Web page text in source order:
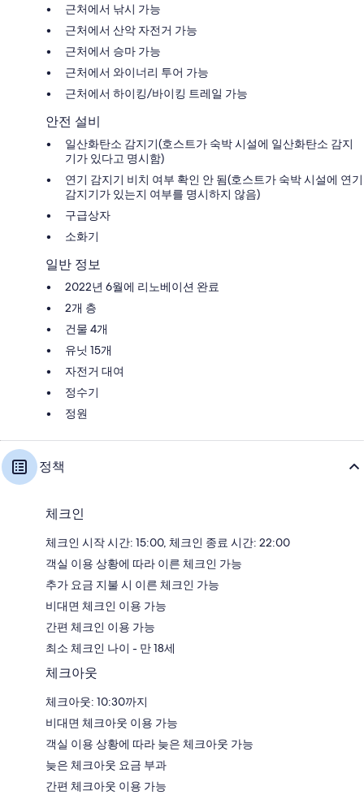
근처에서 낚시 가능
근처에서 산악 자전거 가능
근처에서 승마 가능
근처에서 와이너리 투어 가능
근처에서 하이킹/바이킹 트레일 가능
안전 설비
일산화탄소 감지기(호스트가 숙박 시설에 일산화탄소 감지
기가 있다고 명시함)
연기 감지기 비치 여부 확인 안 됨(호스트가 숙박 시설에 연기
감지기가 있는지 여부를 명시하지 않음)
구급상자
소화기
일반 정보
2022년 6월에 리노베이션 완료
2개 층
건물 4개
유닛 15개
자전거 대여
정수기
정원
정책
체크인
체크인 시작 시간: 15:00, 체크인 종료 시간: 22:00
객실 이용 상황에 따라 이른 체크인 가능
추가 요금 지불 시 이른 체크인 가능
비대면 체크인 이용 가능
간편 체크인 이용 가능
최소 체크인 나이 - 만 18세
체크아웃
체크아웃: 10:30까지
비대면 체크아웃 이용 가능
객실 이용 상황에 따라 늦은 체크아웃 가능
늦은 체크아웃 요금 부과
간편 체크아웃 이용 가능